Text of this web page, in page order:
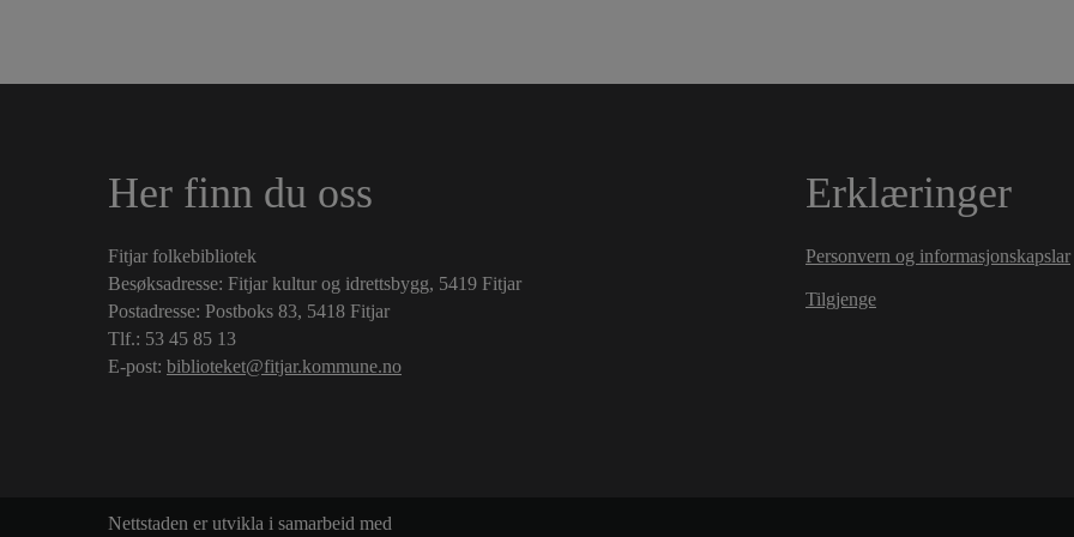
Her finn du oss
Fitjar folkebibliotek
Besøksadresse: Fitjar kultur og idrettsbygg, 5419 Fitjar
Postadresse: Postboks 83, 5418 Fitjar
Tlf.: 53 45 85 13
E-post: biblioteket@fitjar.kommune.no
Erklæringer
Personvern og informasjonskapslar
Tilgjenge
Nettstaden er utvikla i samarbeid med